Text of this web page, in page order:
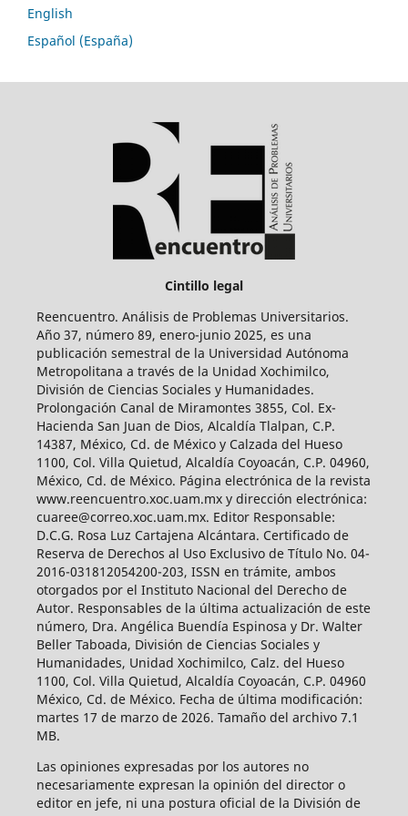
English
Español (España)
Cintillo legal
Reencuentro. Análisis de Problemas Universitarios.
Año 37, número 89, enero-junio 2025, es una
publicación semestral de la Universidad Autónoma
Metropolitana a través de la Unidad Xochimilco,
División de Ciencias Sociales y Humanidades.
Prolongación Canal de Miramontes 3855, Col. Ex-
Hacienda San Juan de Dios, Alcaldía Tlalpan, C.P.
14387, México, Cd. de México y Calzada del Hueso
1100, Col. Villa Quietud, Alcaldía Coyoacán, C.P. 04960,
México, Cd. de México. Página electrónica de la revista
www.reencuentro.xoc.uam.mx y dirección electrónica:
cuaree@correo.xoc.uam.mx. Editor Responsable:
D.C.G. Rosa Luz Cartajena Alcántara. Certificado de
Reserva de Derechos al Uso Exclusivo de Título No. 04-
2016-031812054200-203, ISSN en trámite, ambos
otorgados por el Instituto Nacional del Derecho de
Autor. Responsables de la última actualización de este
número, Dra. Angélica Buendía Espinosa y Dr. Walter
Beller Taboada, División de Ciencias Sociales y
Humanidades, Unidad Xochimilco, Calz. del Hueso
1100, Col. Villa Quietud, Alcaldía Coyoacán, C.P. 04960
México, Cd. de México. Fecha de última modificación:
martes 17 de marzo de 2026. Tamaño del archivo 7.1
MB.
Las opiniones expresadas por los autores no
necesariamente expresan la opinión del director o
editor en jefe, ni una postura oficial de la División de